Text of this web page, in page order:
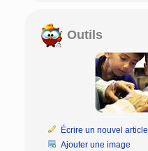
Outils
Écrire un nouvel article
Ajouter une image